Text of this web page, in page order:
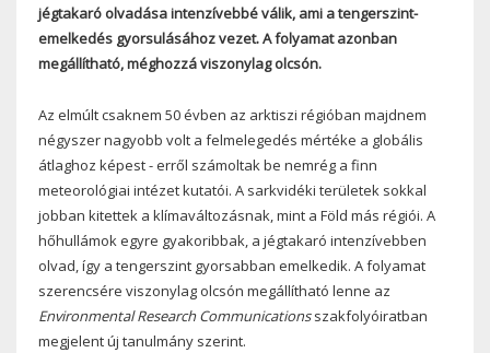
jégtakaró olvadása intenzívebbé válik, ami a tengerszint-
emelkedés gyorsulásához vezet. A folyamat azonban
megállítható, méghozzá viszonylag olcsón.
Az elmúlt csaknem 50 évben az arktiszi régióban majdnem
négyszer nagyobb volt a felmelegedés mértéke a globális
átlaghoz képest - erről számoltak be nemrég a finn
meteorológiai intézet kutatói. A sarkvidéki területek sokkal
jobban kitettek a klímaváltozásnak, mint a Föld más régiói. A
hőhullámok egyre gyakoribbak, a jégtakaró intenzívebben
olvad, így a tengerszint gyorsabban emelkedik. A folyamat
szerencsére viszonylag olcsón megállítható lenne az
Environmental Research Communicationsszakfolyóiratban
megjelent új tanulmány szerint.